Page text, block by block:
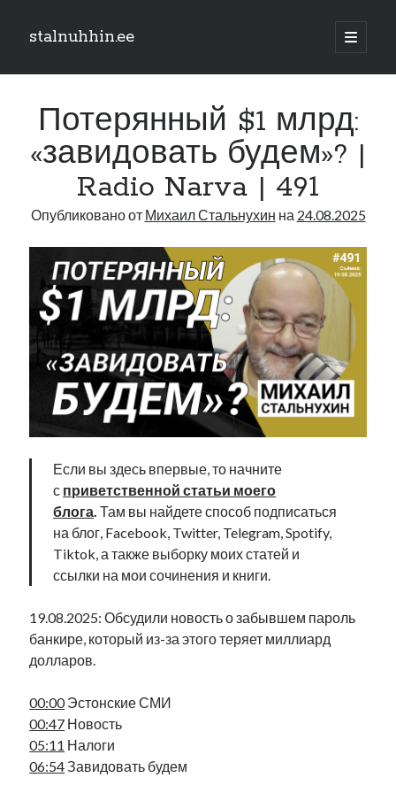
stalnuhhin.ee
отрыть
Боковая
панель
Поиск
Рубрики
В мире
Интервью
Книга
Личное
Нарва и северо-восток
Обзор прессы
Образование
Парламент и правительство
Фотографии
Экономика
Юмор
Метки
radio narva
ансиппиада видео война
в поисках здравого смысла
катри райк кая каллас книга
нацменьшинства образование
памятники парад клоунов
подкаст
Потерянный $1 млрд:
«завидовать будем»? |
Radio Narva | 491
Опубликовано от Михаил Стальнухин на 24.08.2025
Если вы здесь впервые, то начните
с приветственной статьи моего
блога Там вы найдете способ подписаться
на блог, Facebook, Twitter, Telegram, Spotify,
Tiktok, а также выборку моих статей и
ссылки на мои сочинения и книги.
19.08.2025: Обсудили новость о забывшем пароль
банкире, который из-за этого теряет миллиард
долларов.
00:00Эстонские СМИ
00:47 Новость
05:11 Налоги
06:54 Завидовать будем